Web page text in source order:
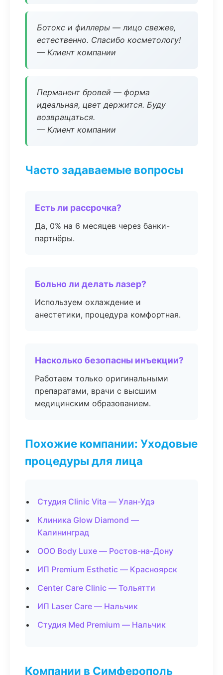
Ботокс и филлеры — лицо свежее,
естественно. Спасибо косметологу!
— Клиент компании
Перманент бровей — форма
идеальная, цвет держится. Буду
возвращаться.
— Клиент компании
Часто задаваемые вопросы
Есть ли рассрочка?
Да, 0% на 6 месяцев через банки-
партнёры.
Больно ли делать лазер?
Используем охлаждение и
анестетики, процедура комфортная.
Насколько безопасны инъекции?
Работаем только оригинальными
препаратами, врачи с высшим
медицинским образованием.
Похожие компании: Уходовые
процедуры для лица
Студия Clinic Vita — Улан-Удэ
Клиника Glow Diamond —
Калининград
ООО Body Luxe — Ростов-на-Дону
ИП Premium Esthetic — Красноярск
Center Care Clinic — Тольятти
ИП Laser Care — Нальчик
Студия Med Premium — Нальчик
Компании в Симферополь